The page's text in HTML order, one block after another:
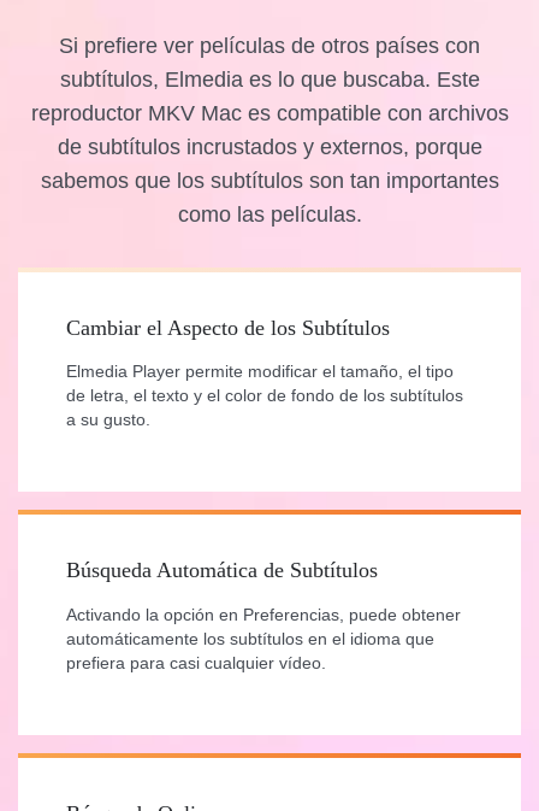
Si prefiere ver películas de otros países con
subtítulos, Elmedia es lo que buscaba. Este
reproductor MKV Mac es compatible con archivos
de subtítulos incrustados y externos, porque
sabemos que los subtítulos son tan importantes
como las películas.
Cambiar el Aspecto de los Subtítulos
Elmedia Player permite modificar el tamaño, el tipo
de letra, el texto y el color de fondo de los subtítulos
a su gusto.
Búsqueda Automática de Subtítulos
Activando la opción en Preferencias, puede obtener
automáticamente los subtítulos en el idioma que
prefiera para casi cualquier vídeo.